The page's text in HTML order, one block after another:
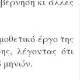
έργο της
λέγοντας ότι
μηνών.